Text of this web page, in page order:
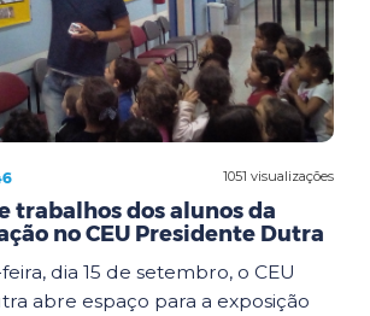
1051 visualizações
trabalhos dos alunos da
no CEU Presidente Dutra
dia 15 de setembro, o CEU
abre espaço para a exposição